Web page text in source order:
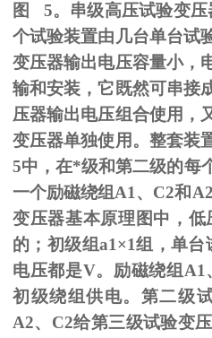
图 5。串级高压试验变
个试验装置由几台单台试
变压器输出电压容量小，
输和安装，它既然可串接
压器输出电压组合使用，
变压器单独使用。整套装
5中，在*级和第二级的每
一个励磁绕组 A1 、 C2和 A2
变压器基本原理图中，
的；初级组a1×1组，单台
电压都是V。励磁绕组 A1
初级绕组供电。第二级
A2、C2给第三级试验变